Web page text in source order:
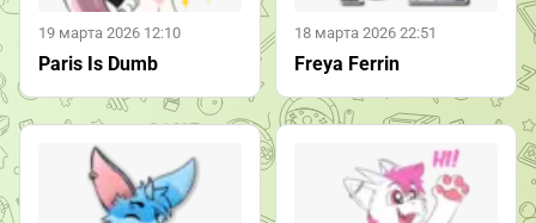
19 марта 2026 12:10
Paris Is Dumb
18 марта 2026 22:51
Freya Ferrin